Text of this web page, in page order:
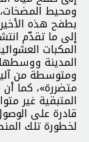
ومحيط
بطفح هذه
إلى ما تقدّم
المكبات
ومتوسطة من
متضررة»، كما أن
المتبقية غير
قادرة على
لخطورة تلك